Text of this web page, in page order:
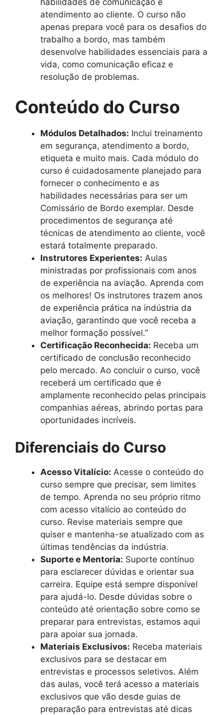
habilidades de comunicação e
atendimento ao cliente. O curso não
apenas prepara você para os desafios do
trabalho a bordo, mas também
desenvolve habilidades essenciais para a
vida, como comunicação eficaz e
resolução de problemas.
Conteúdo do Curso
Módulos Detalhados: Inclui treinamento
em segurança, atendimento a bordo,
etiqueta e muito mais. Cada módulo do
curso é cuidadosamente planejado para
fornecer o conhecimento e as
habilidades necessárias para ser um
Comissário de Bordo exemplar. Desde
procedimentos de segurança até
técnicas de atendimento ao cliente, você
estará totalmente preparado.
Instrutores Experientes: Aulas
ministradas por profissionais com anos
de experiência na aviação. Aprenda com
os melhores! Os instrutores trazem anos
de experiência prática na indústria da
aviação, garantindo que você receba a
melhor formação possível.”
Certificação Reconhecida: Receba um
certificado de conclusão reconhecido
pelo mercado. Ao concluir o curso, você
receberá um certificado que é
amplamente reconhecido pelas principais
companhias aéreas, abrindo portas para
oportunidades incríveis.
Diferenciais do Curso
Acesso Vitalício: Acesse o conteúdo do
curso sempre que precisar, sem limites
de tempo. Aprenda no seu próprio ritmo
com acesso vitalício ao conteúdo do
curso. Revise materiais sempre que
quiser e mantenha-se atualizado com as
últimas tendências da indústria.
Suporte e Mentoria: Suporte contínuo
para esclarecer dúvidas e orientar sua
carreira. Equipe está sempre disponível
para ajudá-lo. Desde dúvidas sobre o
conteúdo até orientação sobre como se
preparar para entrevistas, estamos aqui
para apoiar sua jornada.
Materiais Exclusivos: Receba materiais
exclusivos para se destacar em
entrevistas e processos seletivos. Além
das aulas, você terá acesso a materiais
exclusivos que vão desde guias de
preparação para entrevistas até dicas